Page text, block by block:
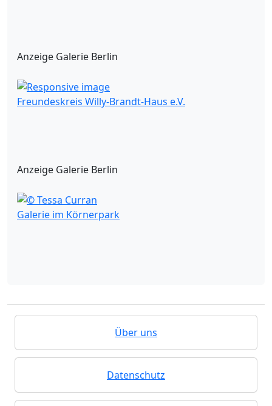
Anzeige Galerie Berlin
Freundeskreis Willy-Brandt-Haus e.V.
Anzeige Galerie Berlin
Galerie im Körnerpark
Über uns
Datenschutz